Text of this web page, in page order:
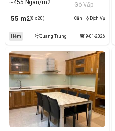
Căn Hộ Dịch Vụ
55 m2(8 x 20)
~455 Ngàn/m2 Gò Vấp
19-01-2026
Hẻm Quang Trung